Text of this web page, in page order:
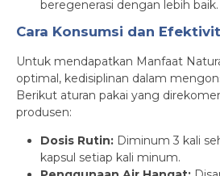
beregenerasi dengan lebih baik.
Cara Konsumsi dan
Untuk mendapatkan Manfaat
optimal, kedisiplinan dalam
Berikut aturan pakai yang
produsen:
Dosis Rutin: Diminum 3 kali
kapsul setiap kali minum.